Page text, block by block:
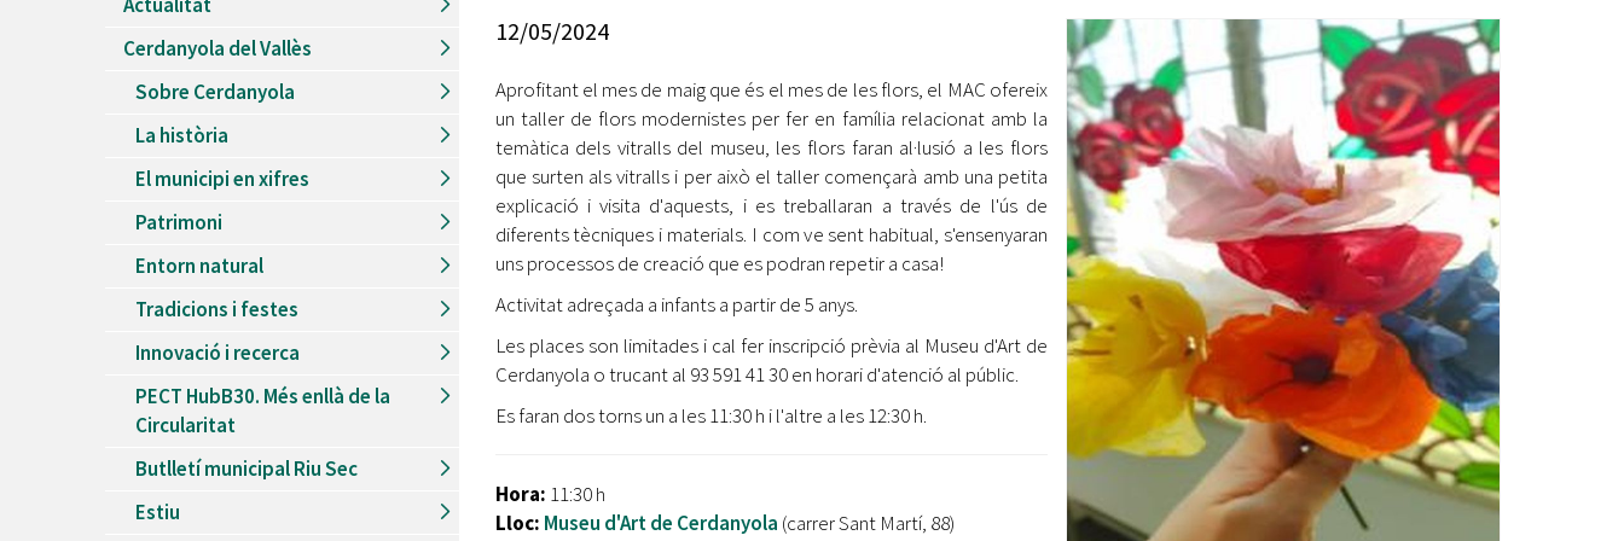
Recursos Humans
Ètica i Integritat
Retiment de Comptes
Accés a Informació Pública
Dades Obertes
Catàleg de Serveis i Tràmits
Del26/06/2026al30/08/2026
Patis oberts temporada d'estiu
Piscines d'estiu a Cerdanyola
Del01/06/2026al30/09/2026
Refugis climàtics a Cerdanyola
Jocs d'aigua del Parc Cordelles
Del01/07/2024al31/08/2026
Decorem! Conte 'La truita de nabius'
jove 2026
Cerdanyola opta a més de 5 milions d'euros del Pla de
Barris per transformar les Fontetes, Quatre Cantons i
l'entorn de l'avinguda Catalunya
El FIT presenta el cartell de la seva 16a edició i dona el
tret de sortida al festival
L’Ajuntament reparteix ulleres gratuïtes per veure
l'eclipsi solar
Entitats
Equipaments
Mercats Municipals
Webs Municipals
Cerdanyola del Vallès
Sobre Cerdanyola
La història
El municipi en xifres
Patrimoni
Entorn natural
Tradicions i festes
Innovació i recerca
PECT HubB30. Més enllà de la
Circularitat
Butlletí municipal Riu Sec
Estiu
12/05/2024
Aprofitant el mes de maig que és el mes de les flors, el MAC ofereix
un taller de flors modernistes per fer en família relacionat amb la
temàtica dels vitralls del museu, les flors faran al·lusió a les flors
que surten als vitralls i per això el taller començarà amb una petita
explicació i visita d'aquests, i es treballaran a través de l'ús de
diferents tècniques i materials. I com ve sent habitual, s'ensenyaran
uns processos de creació que es podran repetir a casa!
Activitat adreçada a infants a partir de 5 anys.
Les places son limitades i cal fer inscripció prèvia al Museu d'Art de
Cerdanyola o trucant al 93 591 41 30 en horari d'atenció al públic.
Es faran dos torns un a les 11:30 h i l'altre a les 12:30 h.
Hora: 11:30 h
Lloc: Museu d'Art de Cerdanyola (carrer Sant Martí, 88)